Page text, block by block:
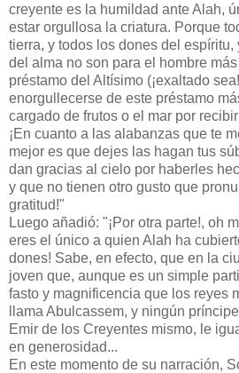
creyente es la humildad ante Alah,
estar orgullosa la criatura. Porque
tierra, y todos los dones del
del alma no son para el hombre
préstamo del Altísimo (¡exaltado
enorgullecerse de este préstamo
cargado de frutos o el mar por
¡En cuanto a las alabanzas que te
mejor es que dejes las hagan tus
dan gracias al cielo por haberles
y que no tienen otro gusto que
gratitud!"
Luego añadió: "¡Por otra parte!, oh
eres el único a quien Alah ha
dones! Sabe, en efecto, que en la
joven que, aunque es un simple
fasto y magnificencia que los reyes
llama Abulcassem, y ningún
Emir de los Creyentes mismo, le
en generosidad...
En este momento de su narración,